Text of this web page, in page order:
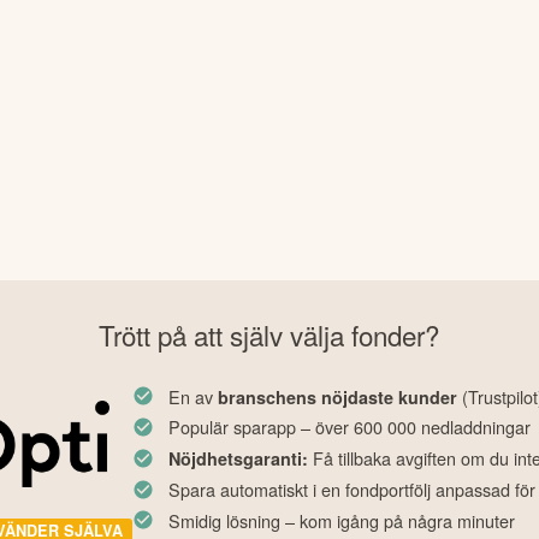
Trött på att själv välja fonder?
SJÄLVA
En avbranschens nöjdaste kunder
Populär sparapp – över 600 000 nedladdningar
Nöjdhetsgaranti: Få tillbaka avgiften om du
Spara automatiskt i en fondportfölj anpassad för
Smidig lösning – kom igång på några minuter